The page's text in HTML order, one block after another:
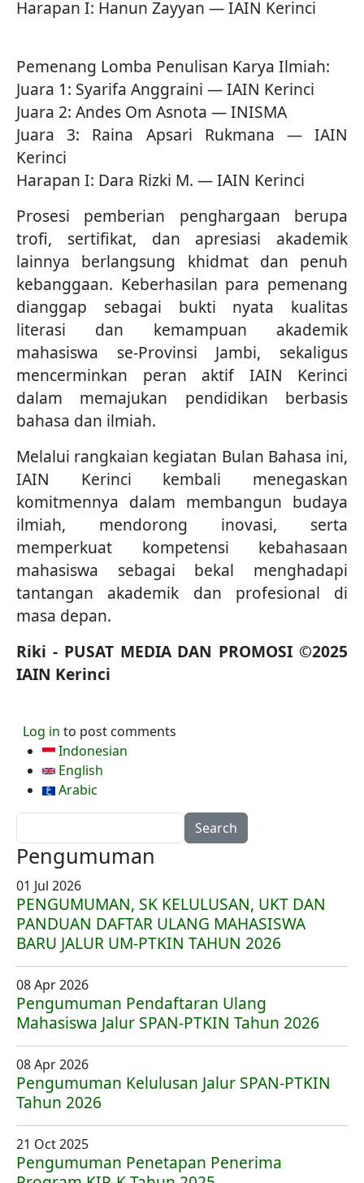
Harapan I: Hanun Zayyan — IAIN Kerinci
Pemenang Lomba Penulisan Karya Ilmiah:
Juara 1: Syarifa Anggraini — IAIN Kerinci
Juara 2: Andes Om Asnota — INISMA
Juara 3: Raina Apsari Rukmana — IAIN
Kerinci
Harapan I: Dara Rizki M. — IAIN Kerinci
Prosesi pemberian penghargaan berupa
trofi, sertifikat, dan apresiasi akademik
lainnya berlangsung khidmat dan penuh
kebanggaan. Keberhasilan para pemenang
dianggap sebagai bukti nyata kualitas
literasi dan kemampuan akademik
mahasiswa se-Provinsi Jambi, sekaligus
mencerminkan peran aktif IAIN Kerinci
dalam memajukan pendidikan berbasis
bahasa dan ilmiah.
Melalui rangkaian kegiatan Bulan Bahasa ini,
IAIN Kerinci kembali menegaskan
komitmennya dalam membangun budaya
ilmiah, mendorong inovasi, serta
memperkuat kompetensi kebahasaan
mahasiswa sebagai bekal menghadapi
tantangan akademik dan profesional di
masa depan.
Riki - PUSAT MEDIA DAN PROMOSI ©2025
IAIN Kerinci
Log in to post comments
Indonesian
English
Arabic
Search
Pengumuman
01 Jul 2026
PENGUMUMAN, SK KELULUSAN, UKT DAN
PANDUAN DAFTAR ULANG MAHASISWA
BARU JALUR UM-PTKIN TAHUN 2026
08 Apr 2026
Pengumuman Pendaftaran Ulang
Mahasiswa Jalur SPAN-PTKIN Tahun 2026
08 Apr 2026
Pengumuman Kelulusan Jalur SPAN-PTKIN
Tahun 2026
21 Oct 2025
Pengumuman Penetapan Penerima